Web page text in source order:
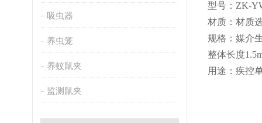
吸虫器
养虫笼
养蚊鼠夹
监测鼠夹
型号： ZK-
材质： 材质
规格： 媒介
整体长度
用途： 疾控